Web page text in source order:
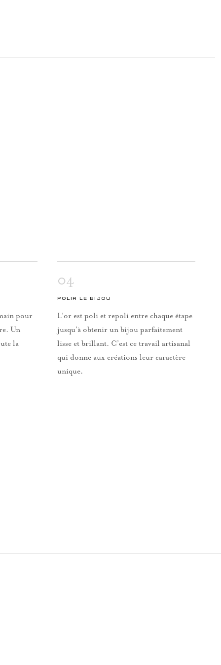
pour
Un
la
04
POLIR LE BIJOU
L’or est poli et repoli entre chaque étape
jusqu’à obtenir un bijou parfaitement
lisse et brillant. C’est ce travail artisanal
qui donne aux créations leur caractère
unique.